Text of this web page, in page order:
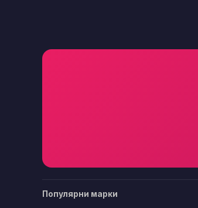
Популярни марки